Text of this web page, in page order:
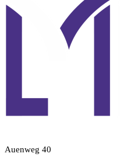
Auenweg 40